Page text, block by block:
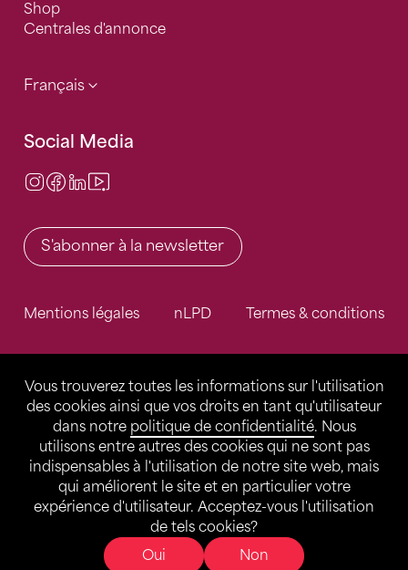
Vous trouverez toutes les informations sur l'utilisation
des cookies ainsi que vos droits en tant qu'utilisateur
dans notre politique de confidentialité. Nous
utilisons entre autres des cookies qui ne sont pas
indispensables à l'utilisation de notre site web, mais
qui améliorent le site et en particulier votre
expérience d'utilisateur. Acceptez-vous l'utilisation
de tels cookies?
Oui
Non
Shop
Centrales d'annonce
Français
Social Media
Instagram
Facebook
LinkedIn
S'abonner à la newsletter
Mentions légales nLPD Termes & conditions